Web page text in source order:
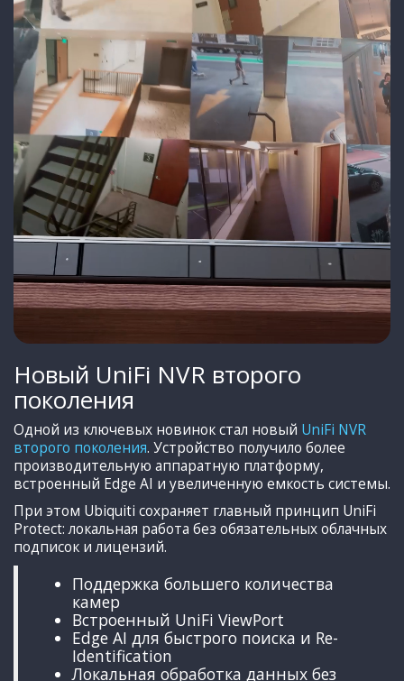
Новый UniFi NVR второго
поколения
Одной из ключевых новинок стал новый UniFi NVR
второго поколения. Устройство получило более
производительную аппаратную платформу,
встроенный Edge AI и увеличенную емкость системы.
При этом Ubiquiti сохраняет главный принцип UniFi
Protect: локальная работа без обязательных облачных
подписок и лицензий.
Поддержка большего количества
камер
Встроенный UniFi ViewPort
Edge AI для быстрого поиска и Re-
Identification
Локальная обработка данных без